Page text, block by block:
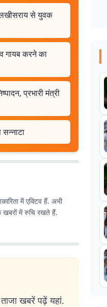
से युवक
गायब करने का
प्रभारी मंत्री
में एक्टिव हैं. अभी
खबरों में रुचि रखते हैं.
खबरें पढ़ें यहां.